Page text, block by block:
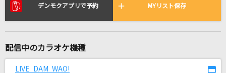
[生音]ただ君に晴れ
初恋サイダー
Buono!
デンモクアプリで予約 MYリスト保存
配信中のカラオケ機種
LIVE DAM WAO!